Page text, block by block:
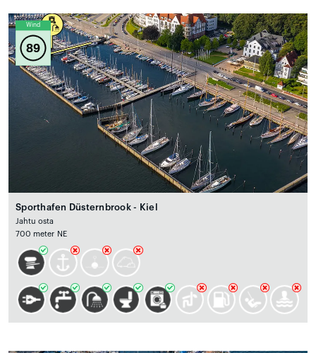
Wind
89
Sporthafen Düsternbrook - Kiel
Jahtu osta
700 meter NE